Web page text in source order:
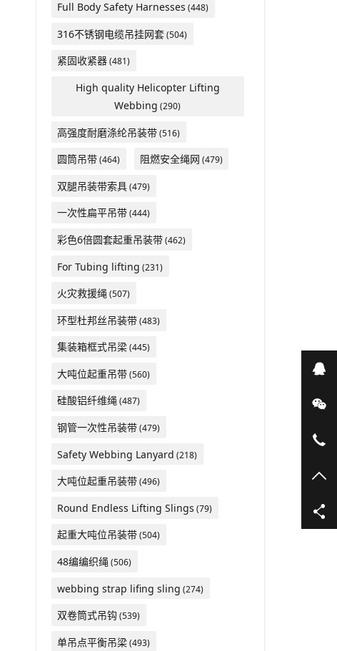
Full Body Safety Harnesses (448)
316不锈钢电缆吊挂网套(504)
紧固收紧器(481)
High quality Helicopter Lifting
Webbing (290)
高强度耐磨涤纶吊装带(516)
圆筒吊带(464) 阻燃安全绳网 (479)
双腿吊装带索具(479)
一次性扁平吊带(444)
彩色6倍圆套起重吊装带(462)
For Tubing lifting (231)
火灾救援绳(507)
环型杜邦丝吊装带(483)
集装箱框式吊梁(445)
大吨位起重吊带(560)
硅酸铝纤维绳(487)
钢管一次性吊装带(479)
Safety Webbing Lanyard (218)
大吨位起重吊装带(496)
Round Endless Lifting Slings (79)
起重大吨位吊装带(504)
48编编织绳(506)
webbing strap lifing sling (274)
双卷筒式吊钩 (539)
单吊点平衡吊梁(493)
在
微